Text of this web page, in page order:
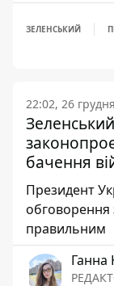
ЗЕЛЕНСЬКИЙ
22:02, 26
бачення
Президент
обговорення
правильним
Ганна